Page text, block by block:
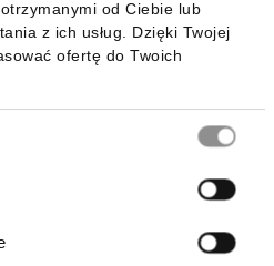
od Ciebie lub
z ich usług. Dzięki Twojej
ofertę do Twoich
aplikację mobilną: